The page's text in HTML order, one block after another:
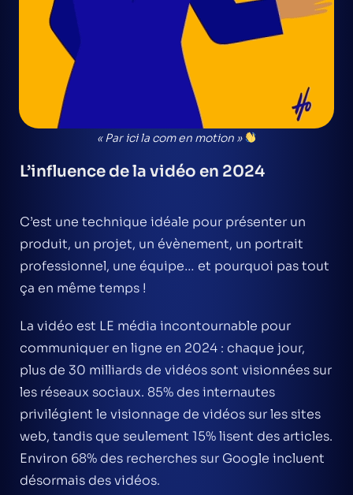
« Par ici la com en motion »
L’influence de la vidéo en 2024
C’est une technique idéale pour présenter un
produit, un projet, un évènement, un portrait
professionnel, une équipe… et pourquoi pas tout
ça en même temps !
La vidéo est LE média incontournable pour
communiquer en ligne en 2024 : chaque jour,
plus de 30 milliards de vidéos sont visionnées sur
les réseaux sociaux. 85% des internautes
privilégient le visionnage de vidéos sur les sites
web, tandis que seulement 15% lisent des articles.
Environ 68% des recherches sur Google incluent
désormais des vidéos.